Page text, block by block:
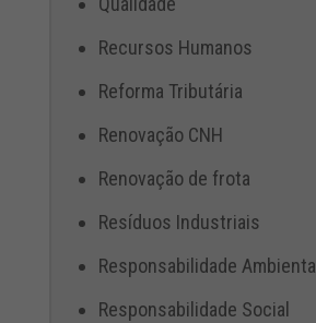
Recursos Humanos
Reforma Tributária
Renovação CNH
Renovação de frota
Resíduos Industriais
Responsabilidade Ambiental
Responsabilidade Social